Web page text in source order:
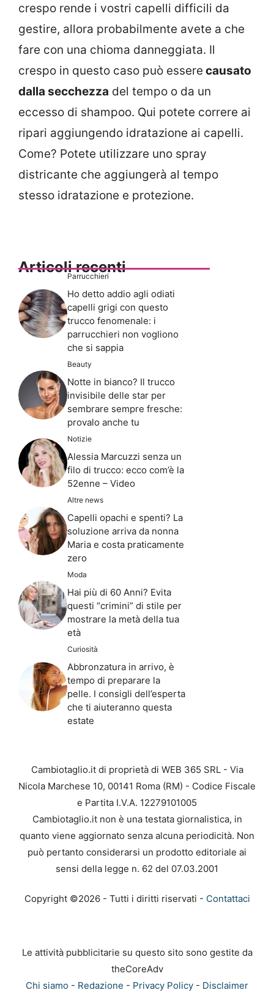
crespo rende i vostri capelli difficili da
gestire, allora probabilmente avete a che
fare con una chioma danneggiata. Il
crespo in questo caso può essere causato
dalla secchezza del tempo o da un
eccesso di shampoo. Qui potete correre ai
ripari aggiungendo idratazione ai capelli.
Come? Potete utilizzare uno spray
districante che aggiungerà al tempo
stesso idratazione e protezione.
Articoli recenti
Parrucchieri
Ho detto addio agli odiati
capelli grigi con questo
trucco fenomenale: i
parrucchieri non vogliono
che si sappia
Beauty
Notte in bianco? Il trucco
invisibile delle star per
sembrare sempre fresche:
provalo anche tu
Notizie
Alessia Marcuzzi senza un
filo di trucco: ecco com’è la
52enne – Video
Altre news
Capelli opachi e spenti? La
soluzione arriva da nonna
Maria e costa praticamente
zero
Moda
Hai più di 60 Anni? Evita
questi “crimini” di stile per
mostrare la metà della tua
età
Curiosità
Abbronzatura in arrivo, è
tempo di preparare la
pelle. I consigli dell’esperta
che ti aiuteranno questa
estate
Cambiotaglio.it di proprietà di WEB 365 SRL - Via
Nicola Marchese 10, 00141 Roma (RM) - Codice Fiscale
e Partita I.V.A. 12279101005
Cambiotaglio.it non è una testata giornalistica, in
quanto viene aggiornato senza alcuna periodicità. Non
può pertanto considerarsi un prodotto editoriale ai
sensi della legge n. 62 del 07.03.2001
Copyright ©2026 - Tutti i diritti riservati - Contattaci
Le attività pubblicitarie su questo sito sono gestite da
theCoreAdv
Chi siamo - Redazione - Privacy Policy - Disclaimer